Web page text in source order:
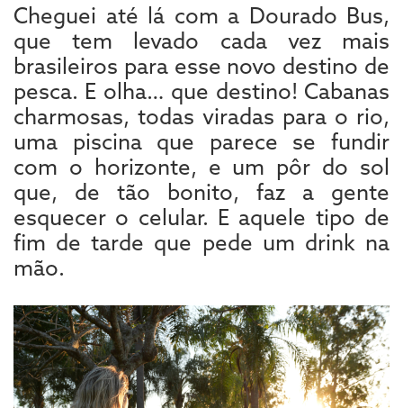
Cheguei até lá com a Dourado Bus,
que tem levado cada vez mais
brasileiros para esse novo destino de
pesca. E olha… que destino! Cabanas
charmosas, todas viradas para o rio,
uma piscina que parece se fundir
com o horizonte, e um pôr do sol
que, de tão bonito, faz a gente
esquecer o celular. E aquele tipo de
fim de tarde que pede um drink na
mão.